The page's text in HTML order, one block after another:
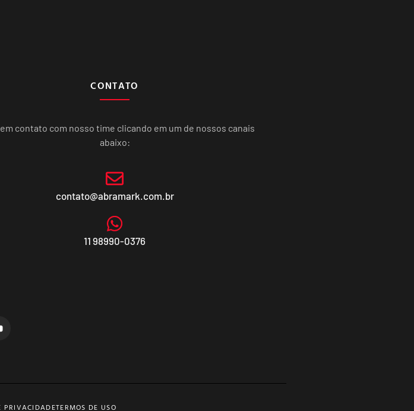
CONTATO
contato com nosso time clicando em um de nossos canais
abaixo:
contato@abramark.com.br
11 98990-0376
PRIVACIDADETERMOS DE USO